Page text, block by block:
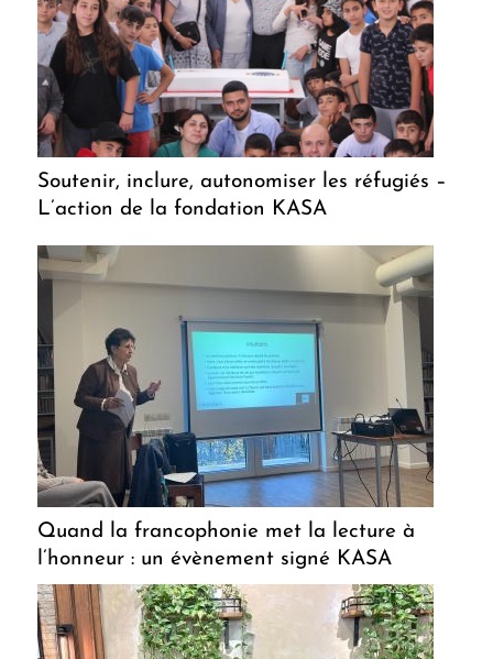
Soutenir, inclure, autonomiser les réfugiés –
L’action de la fondation KASA
Quand la francophonie met la lecture à
l’honneur : un évènement signé KASA